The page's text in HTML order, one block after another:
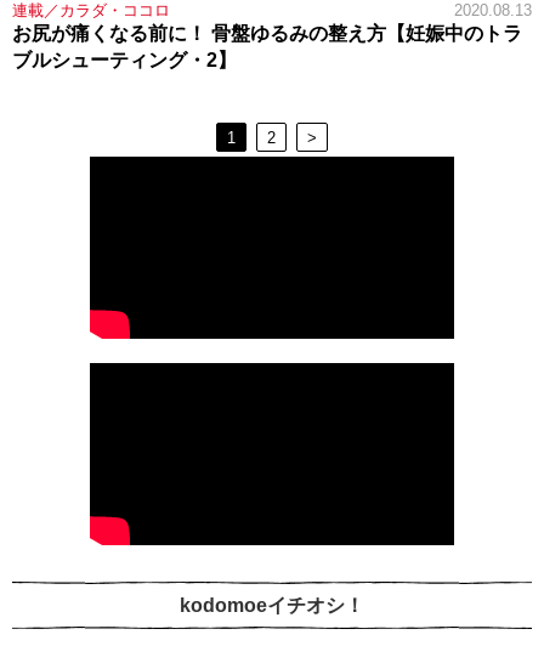
連載／カラダ・ココロ 2020.08.13
お尻が痛くなる前に！ 骨盤ゆるみの整え方【妊娠中のトラ
ブルシューティング・2】
1 2 >
kodomoeイチオシ！